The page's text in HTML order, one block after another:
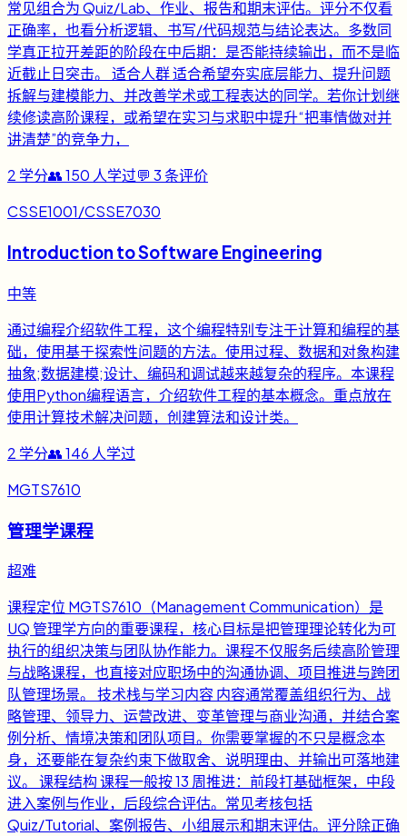
常见组合为 Quiz/Lab、作业、报告和期末评估。评分不仅看
正确率，也看分析逻辑、书写/代码规范与结论表达。多数同
学真正拉开差距的阶段在中后期：是否能持续输出，而不是临
近截止日突击。 适合人群 适合希望夯实底层能力、提升问题
拆解与建模能力、并改善学术或工程表达的同学。若你计划继
续修读高阶课程，或希望在实习与求职中提升“把事情做对并
讲清楚”的竞争力，
2 学分👥150 人学过💬 3条评价
CSSE1001/CSSE7030
Introduction to Software Engineering
中等
通过编程介绍软件工程，这个编程特别专注于计算和编程的基
础，使用基于探索性问题的方法。使用过程、数据和对象构建
抽象;数据建模;设计、编码和调试越来越复杂的程序。本课程
使用Python编程语言，介绍软件工程的基本概念。重点放在
使用计算技术解决问题，创建算法和设计类。
2 学分👥146 人学过
MGTS7610
管理学课程
超难
课程定位 MGTS7610（Management Communication）是
UQ 管理学方向的重要课程，核心目标是把管理理论转化为可
执行的组织决策与团队协作能力。课程不仅服务后续高阶管理
与战略课程，也直接对应职场中的沟通协调、项目推进与跨团
队管理场景。 技术栈与学习内容 内容通常覆盖组织行为、战
略管理、领导力、运营改进、变革管理与商业沟通，并结合案
例分析、情境决策和团队项目。你需要掌握的不只是概念本
身，还要能在复杂约束下做取舍、说明理由、并输出可落地建
议。 课程结构 课程一般按 13 周推进：前段打基础框架，中段
进入案例与作业，后段综合评估。常见考核包括
Quiz/Tutorial、案例报告、小组展示和期末评估。评分除正确